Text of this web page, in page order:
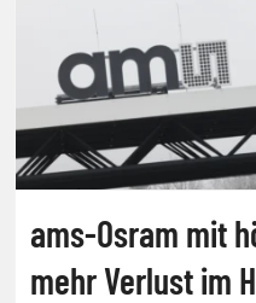
ams-Osram mit
mehr Verlust im